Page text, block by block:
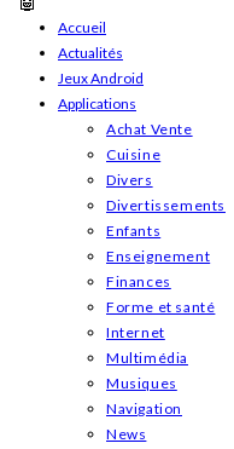
Skip
content
Accueil
Actualités
Jeux Android
Applications
Achat Vente
Cuisine
Divers
Divertissements
Enfants
Enseignement
Finances
Forme et santé
Internet
Multimédia
Musiques
Navigation
News